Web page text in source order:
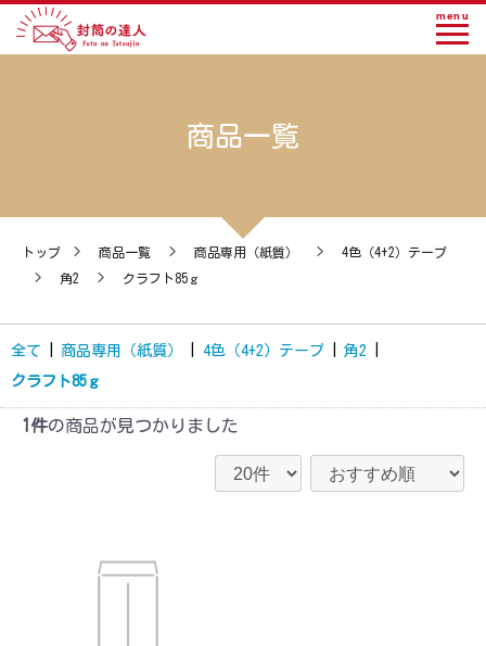
menu
商品一覧
トップ > 商品一覧 > 商品専用（紙質） >
4色（4+2）テープ
>
角2 > クラフト85ｇ
全て 商品専用（紙質） 4色（4+2）テープ 角2
クラフト85ｇ
1件の商品が見つかりました